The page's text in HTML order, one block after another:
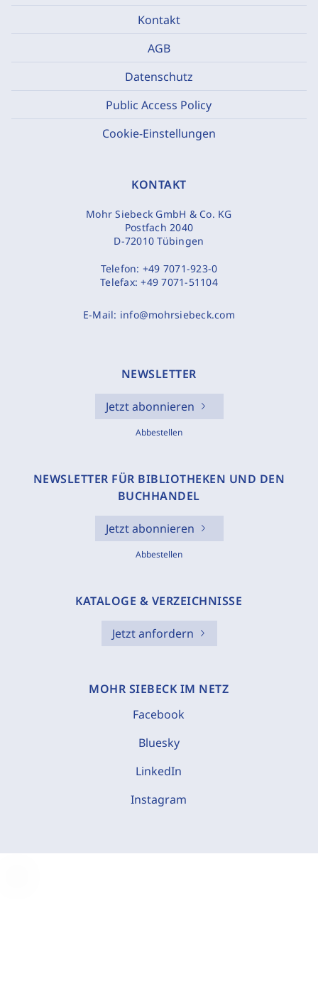
Kontakt
AGB
Datenschutz
Public Access Policy
Cookie-Einstellungen
KONTAKT
Mohr Siebeck GmbH & Co. KG
Postfach 2040
D-72010 Tübingen
Telefon: +49 7071-923-0
Telefax:+49 7071-51104
E-Mail: info@mohrsiebeck.com
NEWSLETTER
Jetzt abonnieren
Abbestellen
NEWSLETTER FÜR BIBLIOTHEKEN UND DEN
BUCHHANDEL
Jetzt abonnieren
Abbestellen
KATALOGE & VERZEICHNISSE
Jetzt anfordern
MOHR SIEBECK IM NETZ
Facebook
Bluesky
LinkedIn
Instagram